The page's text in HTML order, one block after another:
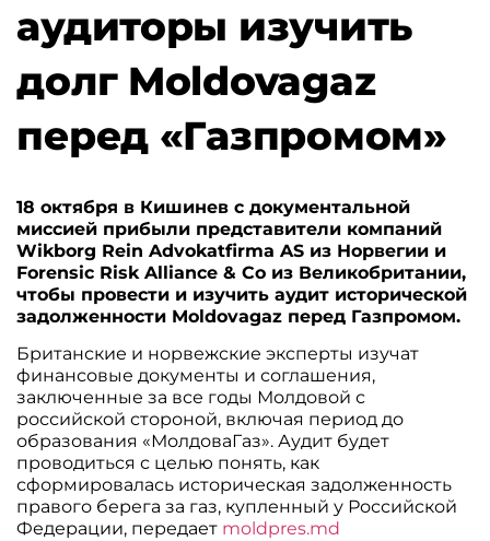
аудиторы изучить
долг Moldovagaz
перед «Газпромом»
18 октября в Кишинев с документальной
миссией прибыли представители компаний
Wikborg Rein Advokatfirma AS из Норвегии и
Forensic Risk Alliance & Co из Великобритании,
чтобы провести и изучить аудит исторической
задолженности Moldovagaz перед Газпромом.
Британские и норвежские эксперты изучат
финансовые документы и соглашения,
заключенные за все годы Молдовой с
российской стороной, включая период до
образования «МолдоваГаз». Аудит будет
проводиться с целью понять, как
сформировалась историческая задолженность
правого берега за газ, купленный у Российской
Федерации, передает moldpres.md